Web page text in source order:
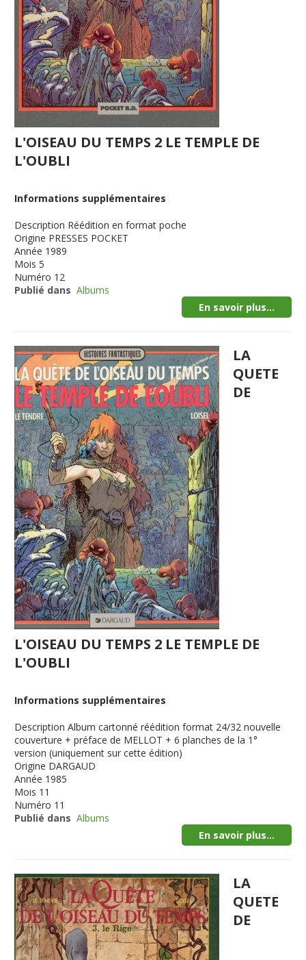
L'OISEAU DU TEMPS 2 LE TEMPLE DE
L'OUBLI
Informations supplémentaires
Description Réédition en format poche
Origine PRESSES POCKET
Année 1989
Mois 5
Numéro 12
Publié dans Albums
En savoir plus...
LA
QUETE
DE
L'OISEAU DU TEMPS 2 LE TEMPLE DE
L'OUBLI
Informations supplémentaires
Description Album cartonné réédition format 24/32 nouvelle
couverture + préface de MELLOT + 6 planches de la 1°
version (uniquement sur cette édition)
Origine DARGAUD
Année 1985
Mois 11
Numéro 11
Publié dans Albums
En savoir plus...
LA
QUETE
DE